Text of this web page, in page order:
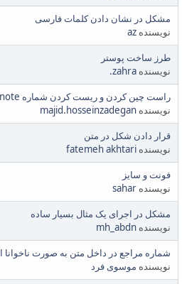
مشکل در نشان دادن کلمات فارسی
نویسنده az
طرز ساخت پوستر
نویسنده zahra.
راست چین کردن و ریست کردن شماره footnoteها
نویسنده majid.hosseinzadegan
قرار دادن شکل در متن
نویسنده fatemeh akhtari
فونت و سایز
نویسنده sahar
مشکل در اجرای یک مثال بسیار ساده
نویسنده mh_abdn
شماره مراجع در داخل متن به صورت
نویسنده موسوی فرد